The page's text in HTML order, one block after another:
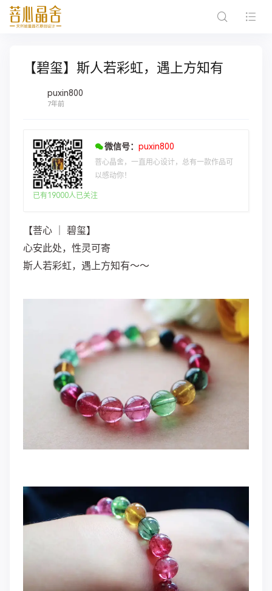
【碧玺​】斯人​若彩虹​，遇上方知有
puxin800
7年前
微信号： puxin800
菩心晶舍，一直用心设计，总有一款作品可
以感动你！
已有19000人已关注
【菩心‎ ｜ 碧‎玺​】
心‎安​此​处，性‎灵​可​寄​
斯‎人​若‎彩‎虹​，遇上‎方知有～～